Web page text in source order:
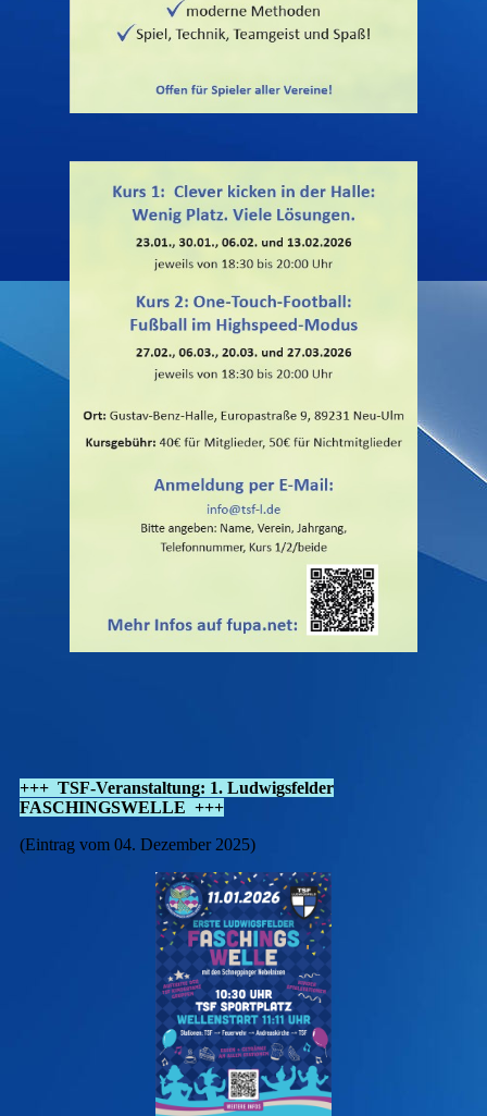
+++ TSF-Veranstaltung: 1. Ludwigsfelder
FASCHINGSWELLE +++
(Eintrag vom 04. Dezember 2025)